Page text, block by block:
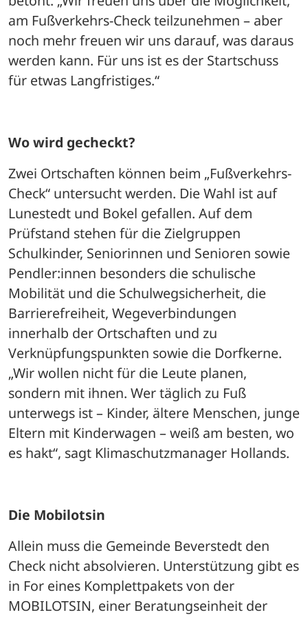
am Fußverkehrs-Check teilzunehmen – aber
noch mehr freuen wir uns darauf, was daraus
werden kann. Für uns ist es der Startschuss
für etwas Langfristiges.“
Wo wird gecheckt?
Zwei Ortschaften können beim „Fußverkehrs-
Check“ untersucht werden. Die Wahl ist auf
Lunestedt und Bokel gefallen. Auf dem
Prüfstand stehen für die Zielgruppen
Schulkinder, Seniorinnen und Senioren sowie
Pendler:innen besonders die schulische
Mobilität und die Schulwegsicherheit, die
Barrierefreiheit, Wegeverbindungen
innerhalb der Ortschaften und zu
Verknüpfungspunkten sowie die Dorfkerne.
„Wir wollen nicht für die Leute planen,
sondern mit ihnen. Wer täglich zu Fuß
unterwegs ist – Kinder, ältere Menschen, junge
Eltern mit Kinderwagen – weiß am besten, wo
es hakt“, sagt Klimaschutzmanager Hollands.
Die Mobilotsin
Allein muss die Gemeinde Beverstedt den
Check nicht absolvieren. Unterstützung gibt es
in For eines Komplettpakets von der
MOBILOTSIN, einer Beratungseinheit der